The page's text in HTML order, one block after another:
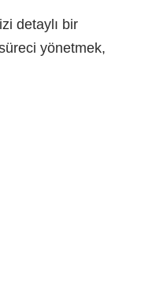
detaylı bir
yönetmek,